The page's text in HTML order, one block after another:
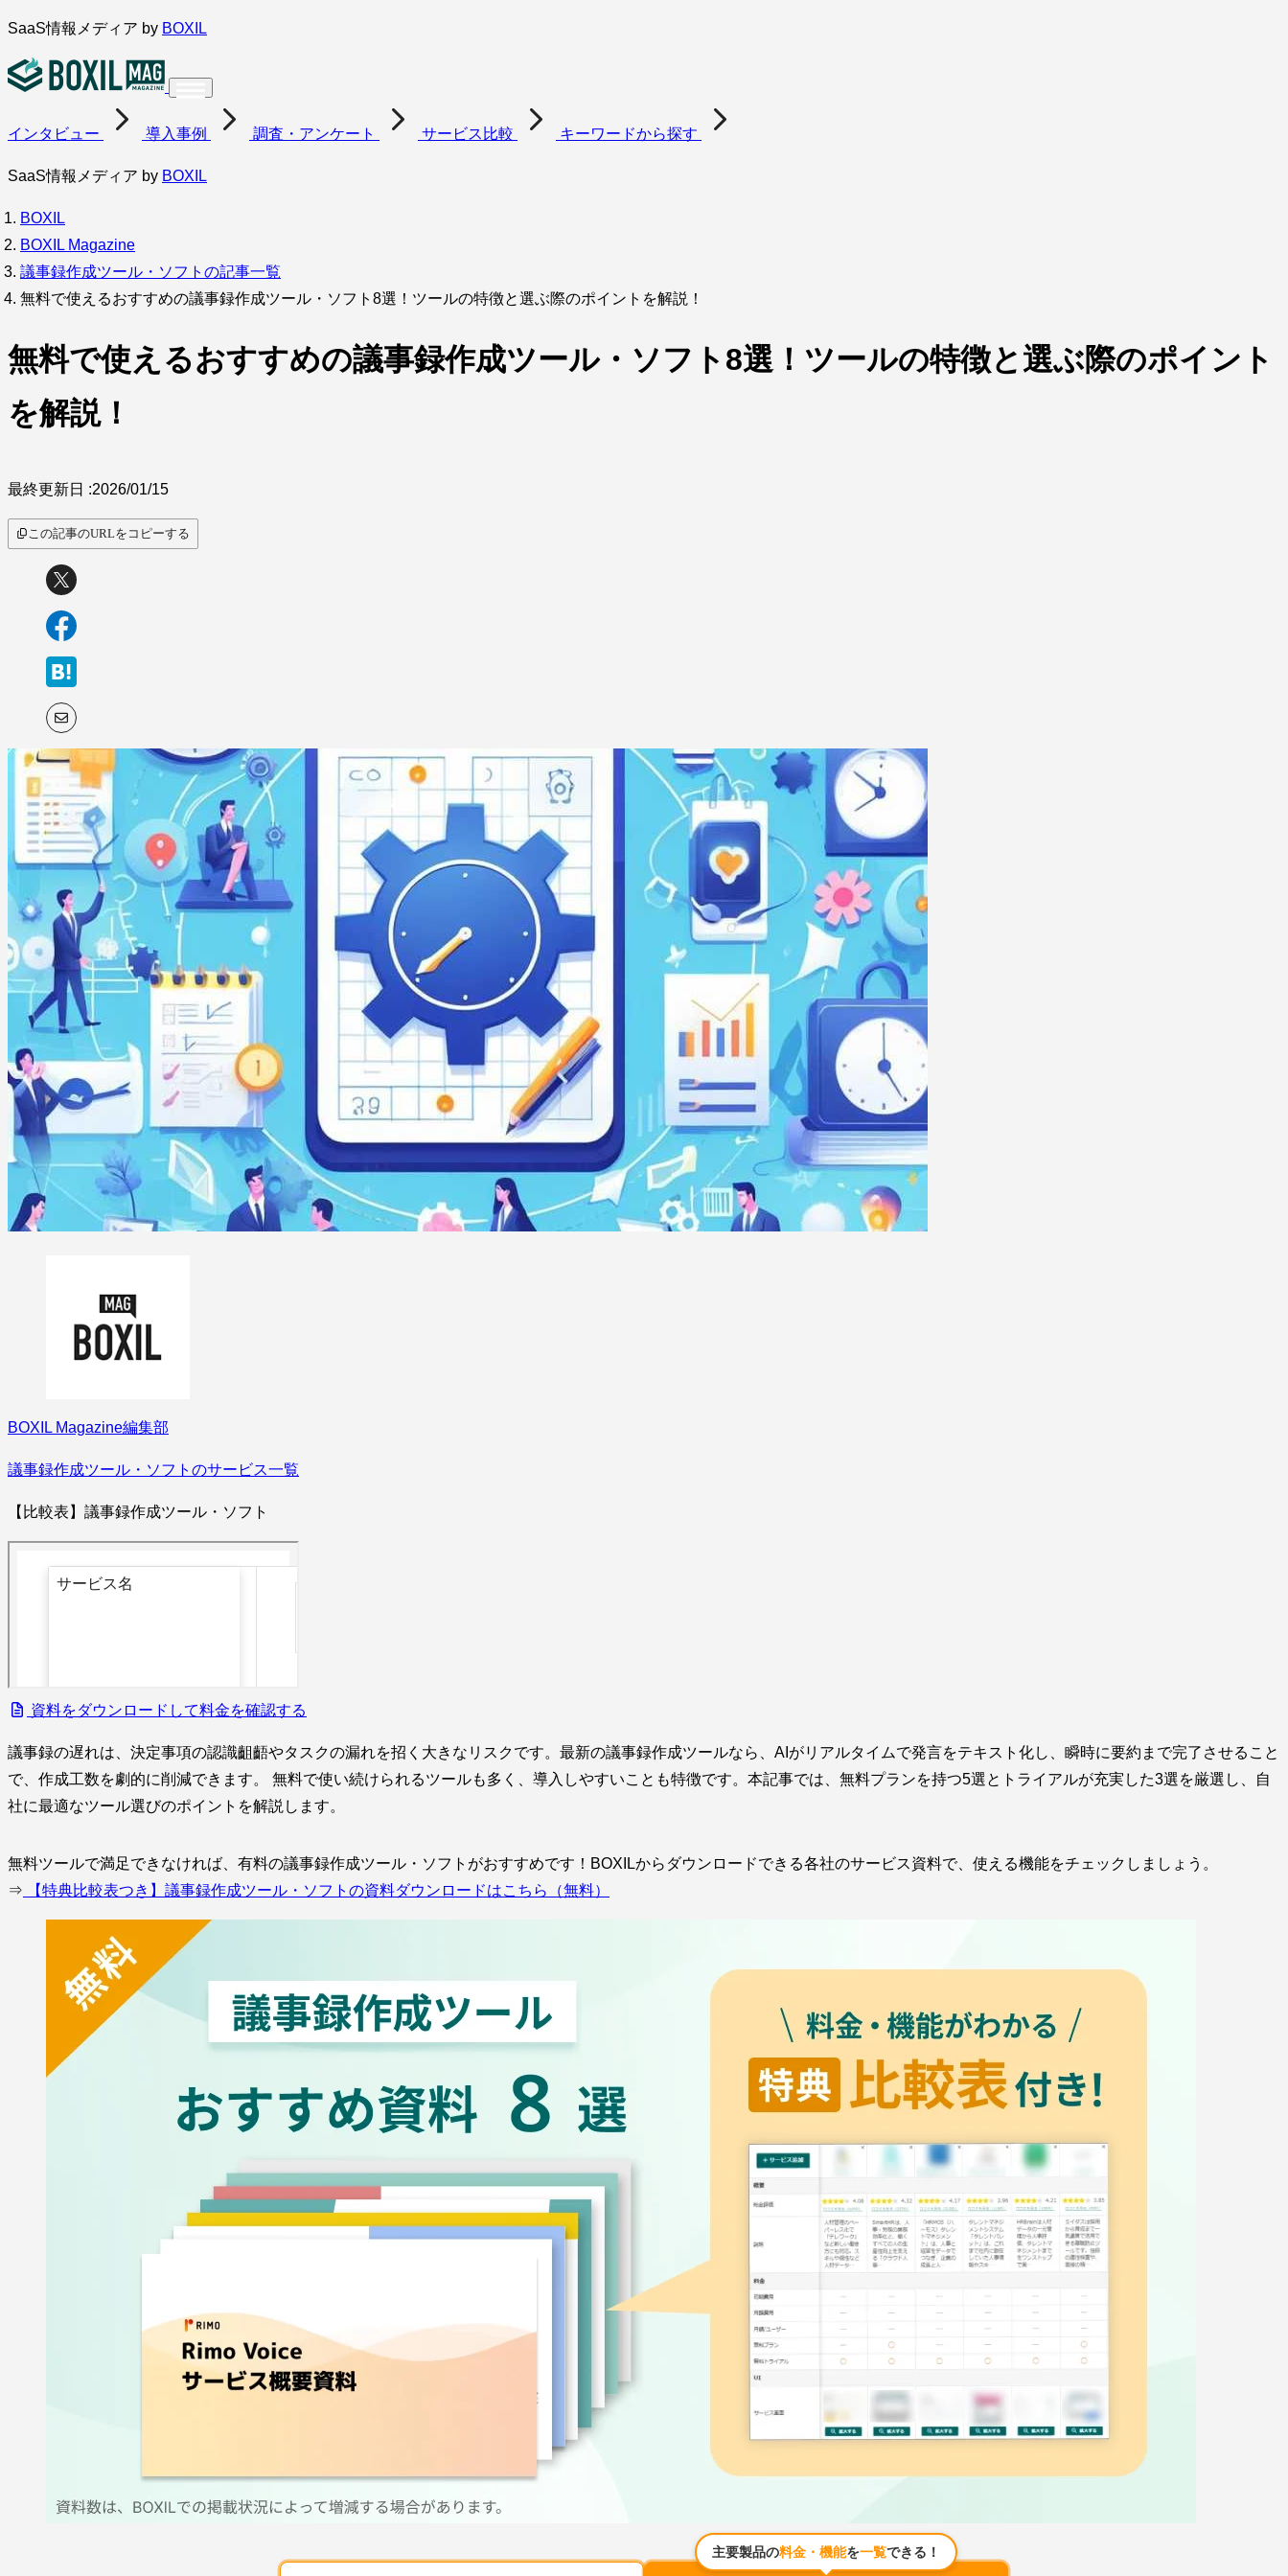
内
を
キ
SaaS情報メディア by BOXIL
インタビュー 導入事例 調査・アンケート サービス比較 キーワードから探す
SaaS情報メディア by BOXIL
BOXIL
BOXIL Magazine
議事録作成ツール・ソフトの記事一覧
無料で使えるおすすめの議事録作成ツール・ソフト8選！ツールの特徴と選ぶ際のポイントを解説！
無料で使えるおすすめの議事録作成ツール・ソフト8選！ツールの特徴と選ぶ際のポイント
を解説！
最終更新日 :2026/01/15
この記事のURLをコピーする
BOXIL Magazine編集部
議事録作成ツール・ソフトのサービス一覧
【比較表】議事録作成ツール・ソフト
資料をダウンロードして料金を確認する
議事録の遅れは、決定事項の認識齟齬やタスクの漏れを招く大きなリスクです。最新の議事録作成ツールなら、AIがリアルタイムで発言をテキスト化し、瞬時に要約まで完了させること
で、作成工数を劇的に削減できます。 無料で使い続けられるツールも多く、導入しやすいことも特徴です。本記事では、無料プランを持つ5選とトライアルが充実した3選を厳選し、自
社に最適なツール選びのポイントを解説します。
無料ツールで満足できなければ、有料の議事録作成ツール・ソフトがおすすめです！BOXILからダウンロードできる各社のサービス資料で、使える機能をチェックしましょう。
⇒ 【特典比較表つき】議事録作成ツール・ソフトの資料ダウンロードはこちら（無料）
主要製品の料金・機能を一覧できる！